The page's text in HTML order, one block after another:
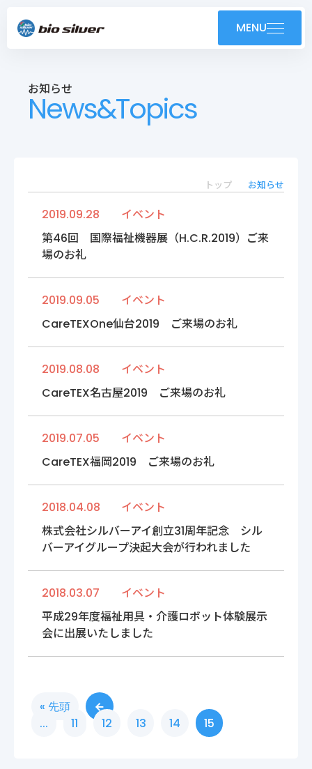
MENU
製品紹介
技術紹介・OEM
会社案内
採用情報
株式会社バイオシルバー
〒222-0033
TEL : 045-548-5478
プライバシーポリシー
各種サービス利用規約
お知らせ
News&Topics
トップ お知らせ
2019.09.28
イベント
第46回 国際福祉機器展（H.C.R.2019）ご来
場のお礼
2019.09.05
イベント
CareTEXOne仙台2019 ご来場のお礼
2019.08.08
イベント
CareTEX名古屋2019 ご来場のお礼
2019.07.05
イベント
CareTEX福岡2019 ご来場のお礼
2018.04.08
イベント
株式会社シルバーアイ創立31周年記念 シル
バーアイグループ決起大会が行われました
2018.03.07
イベント
平成29年度福祉用具・介護ロボット体験展示
会に出展いたしました
« 先頭
...
11 12 13 14 15